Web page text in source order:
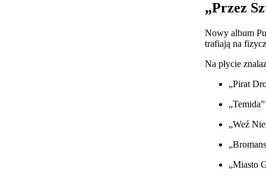
„Przez
Nowy album
trafiają na
Na płycie
„Pirat
„Temida”
„Weź Nie
„Miasto